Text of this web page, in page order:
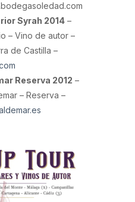
Syrah 2014 –
– Vino de autor –
de Castilla –
Reserva 2012 –
– Reserva –